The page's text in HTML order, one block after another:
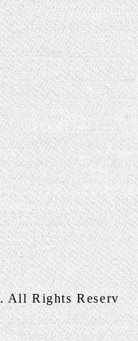
. All Rights Reserv